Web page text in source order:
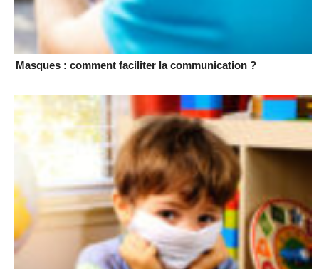
Masques : comment faciliter la communication ?